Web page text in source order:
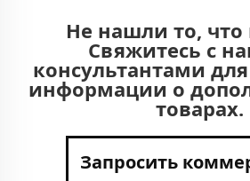
Не нашли то, что
Свяжитесь с
консультантами
информации о
товарах.
Запросить